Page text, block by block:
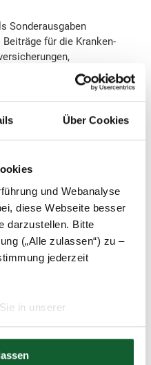
Über Cookies
und Webanalyse
diese Webseite besser
darzustellen. Bitte
(„Alle zulassen“) zu –
jederzeit
in unserer
Sonderausgaben
für die Kranken-
privat oder für ein
Vergessen Sie
welche
zu 20 Prozent der
Beträge bis zu 200
Spendenbescheinigung
mit ein.
z. B. Ausgaben für:
und
können Sie
in der Steuererklärung
ärztliche Atteste oder
Bitte beachten Sie